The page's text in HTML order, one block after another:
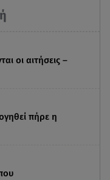
οι αιτήσεις –
πήρε η